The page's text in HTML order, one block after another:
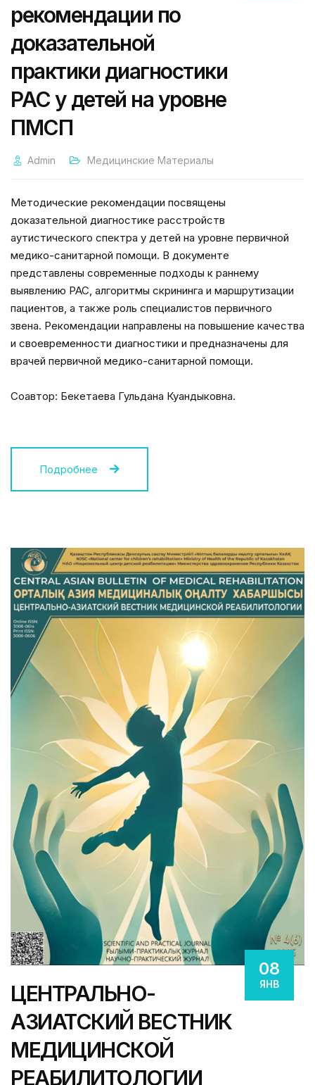
рекомендации по
доказательной
практики диагностики
РАС у детей на уровне
ПМСП
Admin Медицинские Материалы
Методические рекомендации посвящены
доказательной диагностике расстройств
аутистического спектра у детей на уровне первичной
медико-санитарной помощи. В документе
представлены современные подходы к раннему
выявлению РАС, алгоритмы скрининга и маршрутизации
пациентов, а также роль специалистов первичного
звена. Рекомендации направлены на повышение качества
и своевременности диагностики и предназначены для
врачей первичной медико-санитарной помощи.
Соавтор: Бекетаева Гульдана Куандыковна.
Подробнее
08
ЯНВ
ЦЕНТРАЛЬНО-
АЗИАТСКИЙ ВЕСТНИК
МЕДИЦИНСКОЙ
РЕАБИЛИТОЛОГИИ